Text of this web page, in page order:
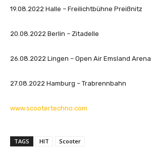
H
)
Y
u
u
b
19.08.2022 Halle – Freilichtbühne Preißnitz
20.08.2022 Berlin – Zitadelle
26.08.2022 Lingen – Open Air Emsland Arena
27.08.2022 Hamburg – Trabrennbahn
www.scootertechno.com
TAGS HIT Scooter